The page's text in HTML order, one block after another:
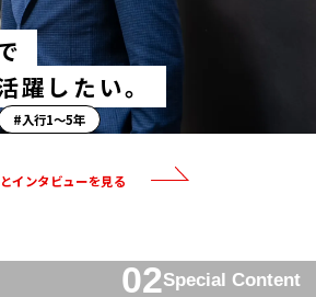
躍したい。
入行1〜5年
インタビューを見る
Special Content